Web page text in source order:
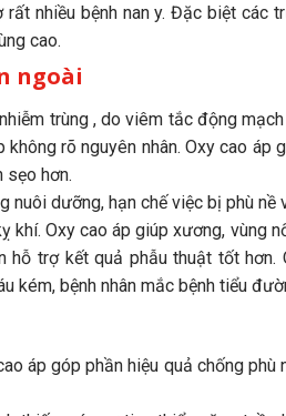
nhiều bệnh nan y. Đặc biệt các
cao.
ngoài
trùng , do viêm tắc động
rõ nguyên nhân. Oxy cao áp
sẹo hơn.
dưỡng, hạn chế việc bị phù
Oxy cao áp giúp xương, vùng
hỗ trợ kết quả phẫu thuật tốt
kém, bệnh nhân mắc bệnh tiểu
áp góp phần hiệu quả chống phù